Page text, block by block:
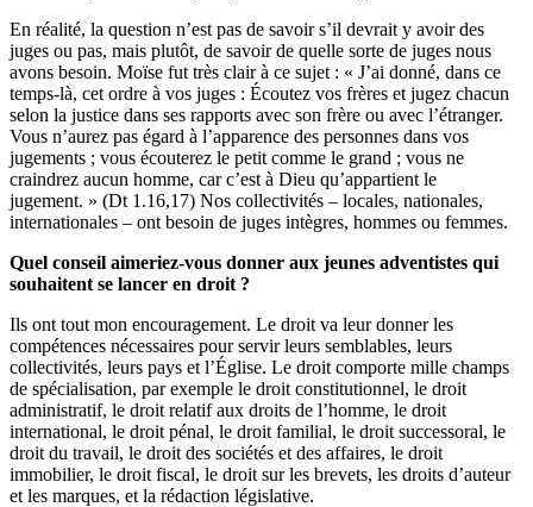
En réalité, la question n’est pas de savoir s’il devrait y avoir des
juges ou pas, mais plutôt, de savoir de quelle sorte de juges nous
avons besoin. Moïse fut très clair à ce sujet : « J’ai donné, dans ce
temps-là, cet ordre à vos juges : Écoutez vos frères et jugez chacun
selon la justice dans ses rapports avec son frère ou avec l’étranger.
Vous n’aurez pas égard à l’apparence des personnes dans vos
jugements ; vous écouterez le petit comme le grand ; vous ne
craindrez aucun homme, car c’est à Dieu qu’appartient le
jugement. » (Dt 1.16,17) Nos collectivités – locales, nationales,
internationales – ont besoin de juges intègres, hommes ou femmes.
Quel conseil aimeriez-vous donner aux jeunes adventistes qui
souhaitent se lancer en droit ?
Ils ont tout mon encouragement. Le droit va leur donner les
compétences nécessaires pour servir leurs semblables, leurs
collectivités, leurs pays et l’Église. Le droit comporte mille champs
de spécialisation, par exemple le droit constitutionnel, le droit
administratif, le droit relatif aux droits de l’homme, le droit
international, le droit pénal, le droit familial, le droit successoral, le
droit du travail, le droit des sociétés et des affaires, le droit
immobilier, le droit fiscal, le droit sur les brevets, les droits d’auteur
et les marques, et la rédaction législative.